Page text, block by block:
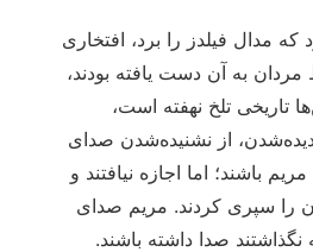
مدال فیلدز را برد، افتخاری
به آن دست یافته بودند،
تاریخی تلخ نهفته است،
از نشنیده‌شدن صدای
باشند؛ اما اجازه نیافتند و
را سپری کردند. مریم صدای
صدا داشته باشند.